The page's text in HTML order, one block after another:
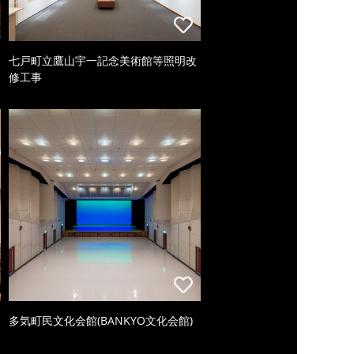
七戸町立鷹山宇一記念美術館等照明改
修工事
多気町民文化会館(BANKYO文化会館)